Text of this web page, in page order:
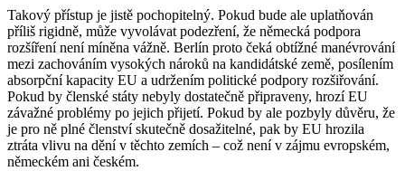
Takový přístup je jistě pochopitelný. Pokud bude ale uplatňován
příliš rigidně, může vyvolávat podezření, že německá podpora
rozšíření není míněna vážně. Berlín proto čeká obtížné manévrování
mezi zachováním vysokých nároků na kandidátské země, posílením
absorpční kapacity EU a udržením politické podpory rozšiřování.
Pokud by členské státy nebyly dostatečně připraveny, hrozí EU
závažné problémy po jejich přijetí. Pokud by ale pozbyly důvěru, že
je pro ně plné členství skutečně dosažitelné, pak by EU hrozila
ztráta vlivu na dění v těchto zemích – což není v zájmu evropském,
německém ani českém.